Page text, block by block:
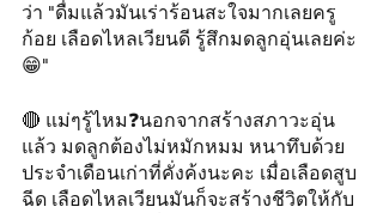
ว่า "ดื่มแล้วมันเร่าร้อนสะใจมากเลยครู
ก้อย เลือดไหลเวียนดี รู้สึกมดลูกอุ่นเลยค่ะ
😁"
🔴 แม่ๆรู้ไหม❓นอกจากสร้างสภาวะอุ่น
แล้ว มดลูกต้องไม่หมักหมม หนาทึบด้วย
ประจำเดือนเก่าที่คั่งค้งนะคะ เมื่อเลือดสูบ
ฉีด เลือดไหลเวียนมันก็จะสร้างชีวิตให้กับ